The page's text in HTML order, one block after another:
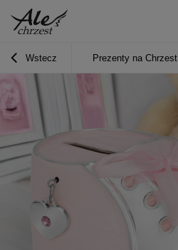
Wstecz Prezenty na Chrzest